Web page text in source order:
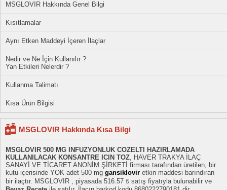
MSGLOVIR Hakkında Genel Bilgi
Kısıtlamalar
Aynı Etken Maddeyi İçeren İlaçlar
Nedir ve Ne İçin Kullanılır ?
Yan Etkileri Nelerdir ?
Kullanma Talimatı
Kısa Ürün Bilgisi
MSGLOVIR Hakkında Kısa Bilgi
MSGLOVIR 500 MG INFUZYONLUK COZELTI HAZIRLAMADA
KULLANILACAK KONSANTRE ICIN TOZ, HAVER TRAKYA İLAÇ
SANAYİ VE TİCARET ANONİM ŞİRKETİ firması tarafından üretilen, bir
kutu içerisinde YOK adet 500 mg gansiklovir etkin maddesi barındıran
bir ilaçtır. MSGLOVIR , piyasada 516.57 ₺ satış fiyatıyla bulunabilir ve